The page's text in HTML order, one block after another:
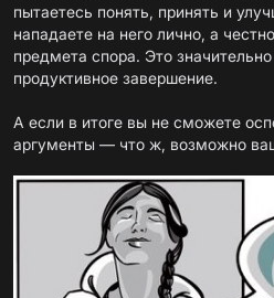
пытаетесь понять, принять и
нападаете на него лично, а
предмета спора. Это
продуктивное завершение.
А если в итоге вы не сможете
аргументы — что ж, возможно